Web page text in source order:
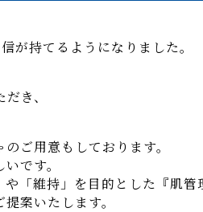
が持てるようになりました。
き、
ご用意もしております。
です。
「維持」を目的とした『肌管
案いたします。